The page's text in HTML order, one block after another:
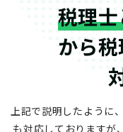
税理
から
上記で説明したように
も対応しておりますが、